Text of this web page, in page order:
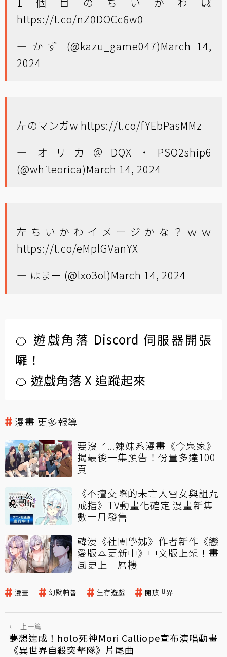
https://t.co/nZ0DOCc6w0
— かず (@kazu_game047)March 14,
2024
左のマンガw https://t.co/fYEbPasMMz
— オリカ＠DQX・PSO2ship6
(@whiteorica)March 14, 2024
左ちいかわイメージかな？ｗｗ
https://t.co/eMplGVanYX
— はまー (@lxo3ol)March 14, 2024
🍊 遊戲角落 Discord 伺服器開張
囉！
🍊 遊戲角落 X 追蹤起來
漫畫 更多報導
要沒了...辣妹系漫畫《今泉家》
揭最後一集預告！份量多達100
頁
《不擅交際的未亡人雪女與詛咒
戒指》TV動畫化確定 漫畫新集
數十月發售
韓漫《社團學姊》作者新作《戀
愛版本更新中》中文版上架！畫
風更上一層樓
漫畫 幻獸帕魯 生存遊戲 開放世界
← 上一篇
夢想達成！holo死神Mori Calliope宣布演唱動畫
《異世界自殺突擊隊》片尾曲